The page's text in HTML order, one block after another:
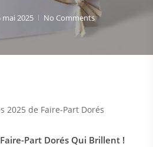
mai 2025 No Comments
2025 de Faire-Part Dorés
Part Dorés Qui Brillent !